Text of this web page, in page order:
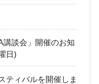
講談会」開催のお知
日)
ティバルを開催しま